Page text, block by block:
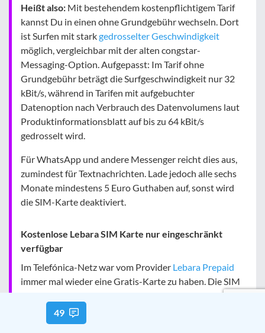
Heißt also: Mit bestehendem kostenpflichtigem Tarif
kannst Du in einen ohne Grundgebühr wechseln. Dort
ist Surfen mit starkgedrosselter Geschwindigkeit
möglich, vergleichbar mit der alten congstar-
Messaging-Option. Aufgepasst: Im Tarif ohne
Grundgebühr beträgt die Surfgeschwindigkeit nur 32
kBit/s, während in Tarifen mit aufgebuchter
Datenoption nach Verbrauch des Datenvolumens laut
Produktinformationsblatt auf bis zu 64 kBit/s
gedrosselt wird.
Für WhatsApp und andere Messenger reicht dies aus,
zumindest für Textnachrichten. Lade jedoch alle sechs
Monate mindestens 5 Euro Guthaben auf, sonst wird
die SIM-Karte deaktiviert.
Kostenlose Lebara SIM Karte nur eingeschränkt
verfügbar
Im Telefónica-Netz war vom Provider Lebara Prepaid
immer mal wieder eine Gratis-Karte zu haben. Die SIM
Gegensatz zu früher kein kostenloses Startguthaben
mehr. Beachte, dass die Karte nicht immer verfügbar ist.
49